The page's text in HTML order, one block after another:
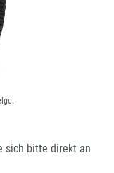
sich bitte direkt an